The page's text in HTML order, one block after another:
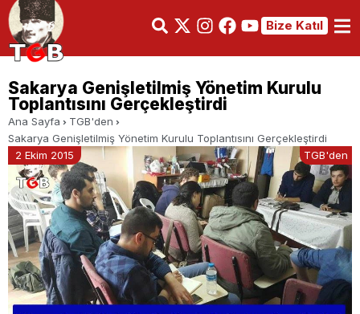
Bize Katıl
Sakarya Genişletilmiş Yönetim Kurulu
Toplantısını Gerçekleştirdi
Ana Sayfa
TGB'den
Sakarya Genişletilmiş Yönetim Kurulu Toplantısını Gerçekleştirdi
2 Ekim 2015
TGB'den